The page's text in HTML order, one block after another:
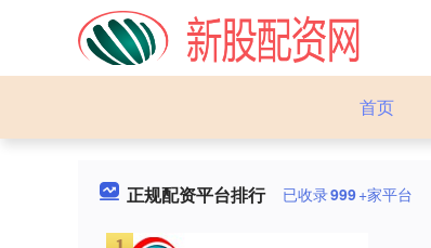
首页
正规配资平台排行 已收录999+家平台